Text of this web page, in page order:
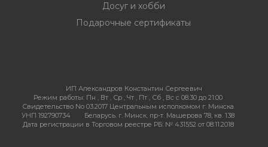
Досуг и хобби
Подарочные сертификаты
ИП Александров Константин Сергеевич
Режим работы: Пн , Вт , Ср , Чт , Пт , Сб , Вс c 08:30 до 21:00
Свидетельство No 03.2017 Центральным исполкомом г. Минска
УНП 192790734
Беларусь. г. Минск, пр-т. Машерова 78, кв. 138
Дата регистрации в Торговом реестре РБ: № 431552 от 08.11.2018